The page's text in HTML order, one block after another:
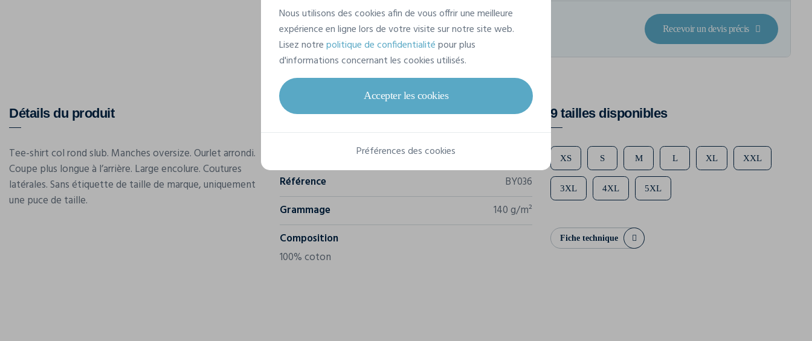
Recevoir un devis précis
Détails du produit
Tee-shirt col rond slub. Manches oversize. Ourlet arrondi.
Coupe plus longue à l’arrière. Large encolure. Coutures
latérales. Sans étiquette de taille de marque, uniquement
une puce de taille.
Caractéristiques
Référence
BY036
Grammage
140 g/m²
Composition
100% coton
9 tailles disponibles
XS S M L XL XXL
3XL 4XL 5XL
Fiche technique
Nous utilisons des cookies afin de vous offrir une meilleure
expérience en ligne lors de votre visite sur notre site web.
Lisez notrepolitique de confidentialitépour plus
d'informations concernant les cookies utilisés.
Accepter les cookies
Préférences des cookies